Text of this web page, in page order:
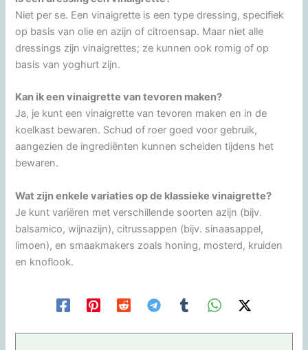
Niet per se. Een vinaigrette is een type dressing, specifiek
op basis van olie en azijn of citroensap. Maar niet alle
dressings zijn vinaigrettes; ze kunnen ook romig of op
basis van yoghurt zijn.
Kan ik een vinaigrette van tevoren maken?
Ja, je kunt een vinaigrette van tevoren maken en in de
koelkast bewaren. Schud of roer goed voor gebruik,
aangezien de ingrediënten kunnen scheiden tijdens het
bewaren.
Wat zijn enkele variaties op de klassieke vinaigrette?
Je kunt variëren met verschillende soorten azijn (bijv.
balsamico, wijnazijn), citrussappen (bijv. sinaasappel,
limoen), en smaakmakers zoals honing, mosterd, kruiden
en knoflook.